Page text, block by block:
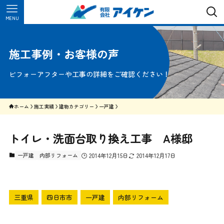
MENU
施工事例・お客様の声
ビフォーアフターや工事の詳細をご確認ください！
ホーム 施工実績 建物カテゴリー 一戸建
トイレ・洗面台取り換え工事 A様邸
一戸建 内部リフォーム 2014年12月15日 2014年12月17日
三重県 四日市市 一戸建 内部リフォーム